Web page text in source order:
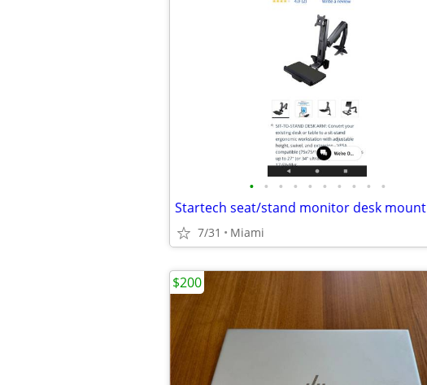
• • • • • • • • • •
Startech seat/stand monitor desk mount
7/31 Miami
$200